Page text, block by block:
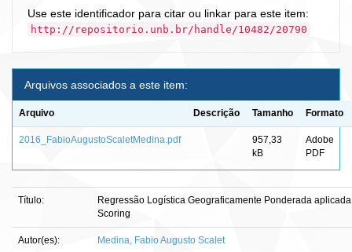
Use este identificador para citar ou linkar para este item:
http://repositorio.unb.br/handle/10482/20790
Arquivos associados a este item:
Arquivo Descrição Tamanho Formato
2016_FabioAugustoScaletMedina.pdf
957,33
kB
Adobe
PDF
Título:
Regressão Logística Geograficamente Ponderada
Scoring
Autor(es): Medina, Fabio Augusto Scalet